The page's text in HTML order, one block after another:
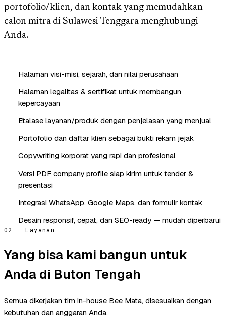
portofolio/klien, dan kontak yang memudahkan
calon mitra di Sulawesi Tenggara menghubungi
Anda.
Halaman visi-misi, sejarah, dan nilai perusahaan
Halaman legalitas & sertifikat untuk membangun
kepercayaan
Etalase layanan/produk dengan penjelasan yang menjual
Portofolio dan daftar klien sebagai bukti rekam jejak
Copywriting korporat yang rapi dan profesional
Versi PDF company profile siap kirim untuk tender &
presentasi
Integrasi WhatsApp, Google Maps, dan formulir kontak
Desain responsif, cepat, dan SEO-ready — mudah diperbarui
02 — Layanan
Yang bisa kami bangun untuk
Anda di Buton Tengah
Semua dikerjakan tim in-house Bee Mata, disesuaikan dengan
kebutuhan dan anggaran Anda.